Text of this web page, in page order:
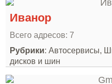
Иванор
Всего адресов: 7
Рубрики: Автосервисы,
дисков и шин